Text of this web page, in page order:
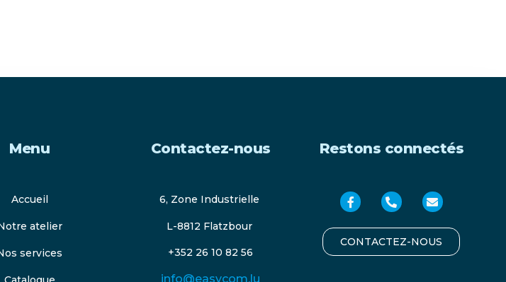
Menu
Accueil
atelier
services
Contactez-nous
6, Zone Industrielle
L-8812 Flatzbour
+352 26 10 82 56
info@easycom.lu
Restons connectés
CONTACTEZ-NOUS